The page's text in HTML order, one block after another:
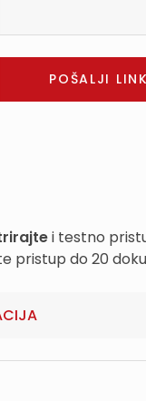
i testno
pristup do 20